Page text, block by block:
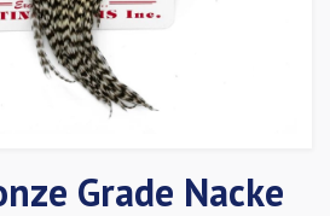
Grade Nacke